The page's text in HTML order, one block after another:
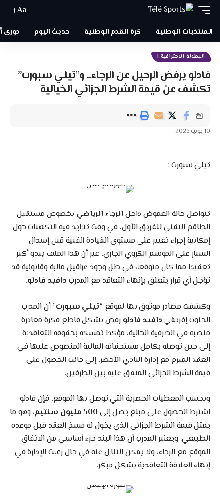
Aa
المنتخبات الوطنية كرة القدم الوطنية حديث اليوم دوري
البطولة الاحترافية 1
فادلو يرفض الرحيل عن الرجاء.. و”تيلي سبورت”
تكشف عن قيمة الشرط الجزائي الخيالية
تيلي سبورت :
تتواصل حالة الغموض داخلالرجاء الرياضيبخصوص مستقبل
الطاقم التقني للفريق الأول، في وقت تتزايد فيه التكهنات حول
إمكانية إجراء تغيير على مستوى القيادة الفنية قبل إسدال
الستار على الموسم الكروي الجاري، غير أن هذا الملف يبدو أكثر
تعقيدا مما كان متوقعا، في ظل وجود عراقيل مالية وقانونية قد
تؤجل أي قرار يتعلق بإنهاء التعاقد مع المدربدافيد فادلو.
وكشفت مصادر موثوق بها لموقع“تيلي سبورت”أن المدرب
الجنوب إفريقيدافيد فادلورفض بشكل قاطع فكرة مغادرة
منصبه في الظرفية الحالية، مؤكدا تمسكه بحقوقه التعاقدية
إلى حين توصله بكامل مستحقاته المالية المنصوص عليها في
العقد المبرم مع إدارة النادي الأخضر، إلى جانب الحصول على
قيمة الشرط الجزائي المتفق عليه بين الطرفين.
وبحسب المعطيات الحصرية التي توصل بها الموقع، فإن فادلو
اشترط الحصول على مبلغ يصل إلى500 مليون سنتيم
، وهو ما
يمثل قيمة الشرط الجزائي الذي يخول له فسخ العقد قبل موعده
الطبيعي. ويعتبر المدرب أن هذا البند جزء أساسي من الاتفاق
الموقع مع الرجاء، ولا يمكن التنازل عنه في حال رغبت الإدارة في
إنهاء العلاقة التعاقدية بشكل مبكر.